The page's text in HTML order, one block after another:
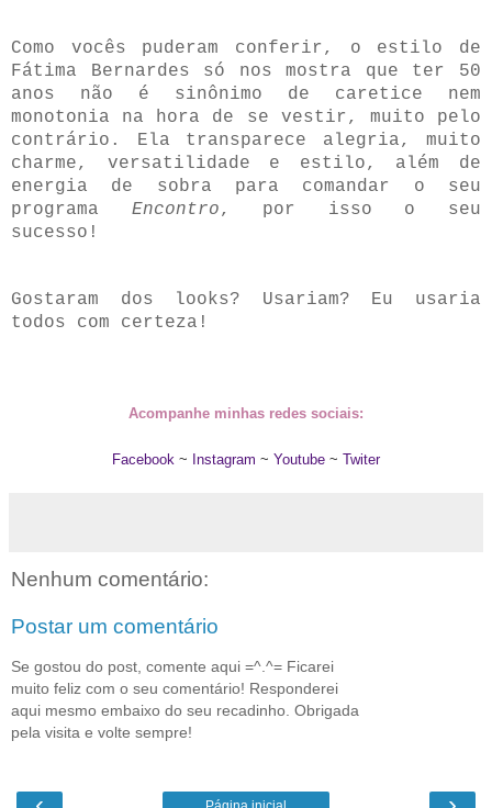
Como vocês puderam conferir, o estilo de
Fátima Bernardes só nos mostra que ter 50
anos não é sinônimo de caretice nem
monotonia na hora de se vestir, muito pelo
contrário. Ela transparece alegria, muito
charme, versatilidade e estilo, além de
energia de sobra para comandar o seu
programa Encontro, por isso o seu
sucesso!
Gostaram dos looks? Usariam? Eu usaria
todos com certeza!
Acompanhe minhas redes sociais:
Facebook ~ Instagram ~ Youtube ~ Twiter
Nenhum comentário:
Postar um comentário
Se gostou do post, comente aqui =^.^= Ficarei
muito feliz com o seu comentário! Responderei
aqui mesmo embaixo do seu recadinho. Obrigada
pela visita e volte sempre!